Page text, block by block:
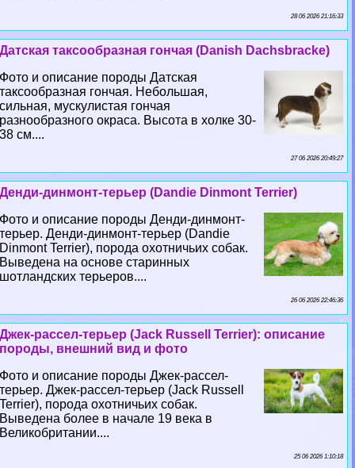
28 06 2026 21:16:33
Датская таксообразная гончая (Danish Dachsbracke)
Фото и описание породы Датская
таксообразная гончая. Небольшая,
сильная, мускулистая гончая
разнообразного окраса. Высота в холке 30-
38 см....
27 06 2026 20:49:27
Денди-динмонт-терьер (Dandie Dinmont Terrier)
Фото и описание породы Денди-динмонт-
терьер. Денди-динмонт-терьер (Dandie
Dinmont Terrier), порода охотничьих собак.
Выведена на основе старинных
шотландских терьеров....
26 06 2026 22:46:36
Джек-рассел-терьер (Jack Russell Terrier): описание
породы, внешний вид и фото
Фото и описание породы Джек-рассел-
терьер. Джек-рассел-терьер (Jack Russell
Terrier), порода охотничьих собак.
Выведена более в начале 19 века в
Великобритании....
25 06 2026 1:10:18